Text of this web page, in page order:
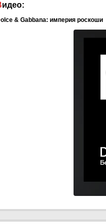
Видео:
Dolce & Gabbana: империя роскоши